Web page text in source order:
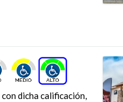
dicha calificación,